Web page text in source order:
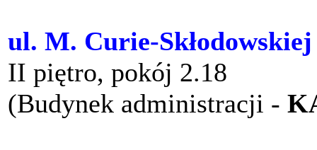
ul. M. Curie-Skłodowskiej
II piętro, pokój 2.18
(Budynek administracji -